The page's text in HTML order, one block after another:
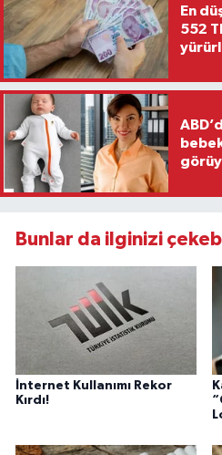
En
552
Bunlar da ilginizi
İnternet Kullanımı Rekor
Kırdı!